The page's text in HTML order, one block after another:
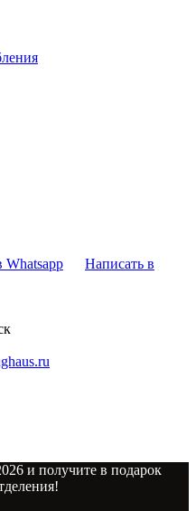
Whatsapp
Написать в
и получите в подарок